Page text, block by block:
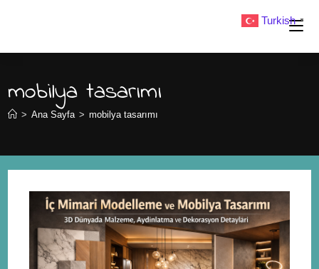
mobilya tasarımı
> Ana Sayfa > mobilya tasarımı
Turkish ▼